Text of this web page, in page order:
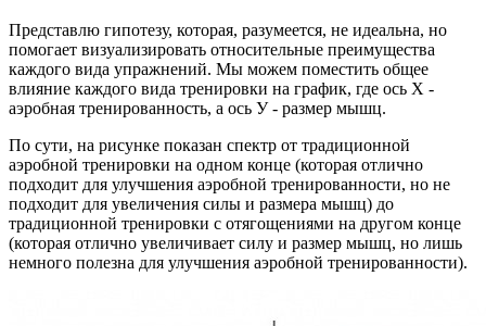
Представлю гипотезу, которая, разумеется, не идеальна, но
помогает визуализировать относительные преимущества
каждого вида упражнений. Мы можем поместить общее
влияние каждого вида тренировки на график, где ось Х -
аэробная тренированность, а ось У - размер мышц.
По сути, на рисунке показан спектр от традиционной
аэробной тренировки на одном конце (которая отлично
подходит для улучшения аэробной тренированности, но не
подходит для увеличения силы и размера мышц) до
традиционной тренировки с отягощениями на другом конце
(которая отлично увеличивает силу и размер мышц, но лишь
немного полезна для улучшения аэробной тренированности).